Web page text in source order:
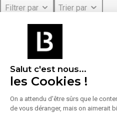
Salut c'est nous...
les Cookies !
On a attendu d'être sûrs que le
de vous déranger, mais on aimerait
Filtrer par Trier par
Je
16/07/2026
Précision de l’estimation
Qualité de l’analyse comparative
Clarté et professionnalisme de la